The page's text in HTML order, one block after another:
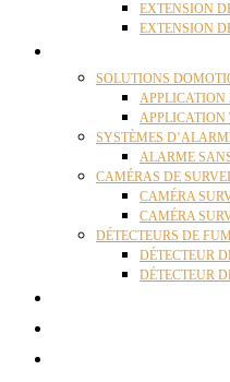
EXTENSION
EXTENSION
SOLUTIONS
APPLICATION
APPLICATION
SYSTÈMES
ALARME
CAMÉRAS DE
CAMÉRA
CAMÉRA
DÉTECTEURS DE
DÉTECTEUR
DÉTECTEUR